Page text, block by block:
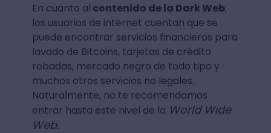
En cuanto al contenido de la Dark Web,
los usuarios de internet cuentan que se
puede encontrar servicios financieros para
lavado de Bitcoins, tarjetas de crédito
robadas, mercado negro de todo tipo y
muchos otros servicios no legales.
Naturalmente, no te recomendamos
entrar hasta este nivel de la World Wide
Web.